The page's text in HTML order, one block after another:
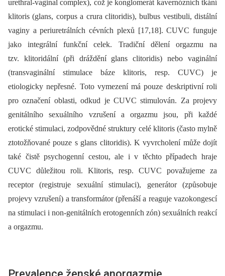
urethral-vaginal complex), což je konglomerát kavernózních tkání
klitoris (glans, corpus a crura clitoridis), bulbus vestibuli, distální
vaginy a periuretrálních cévních plexů [17,18]. CUVC funguje
jako integrální funkční celek. Tradiční dělení orgazmu na
tzv. klitoridální (při dráždění glans clitoridis) nebo vaginální
(transvaginální stimulace báze klitoris, resp. CUVC) je
etiologicky nepřesné. Toto vymezení má pouze deskriptivní roli
pro označení oblasti, odkud je CUVC stimulován. Za projevy
genitálního sexuálního vzrušení a orgazmu jsou, při každé
erotické stimulaci, zodpovědné struktury celé klitoris (často mylně
ztotožňované pouze s glans clitoridis). K vyvrcholení může dojít
také čistě psychogenní cestou, ale i v těchto případech hraje
CUVC důležitou roli. Klitoris, resp. CUVC považujeme za
receptor (registruje sexuální stimulaci), generátor (způsobuje
projevy vzrušení) a transformátor (přenáší a reaguje vazokongescí
na stimulaci i non-genitálních erotogenních zón) sexuálních reakcí
a orgazmu.